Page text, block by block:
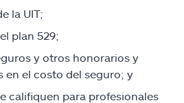
la UIT;
plan 529;
y otros honorarios y
en el costo del seguro; y
califiquen para profesionales